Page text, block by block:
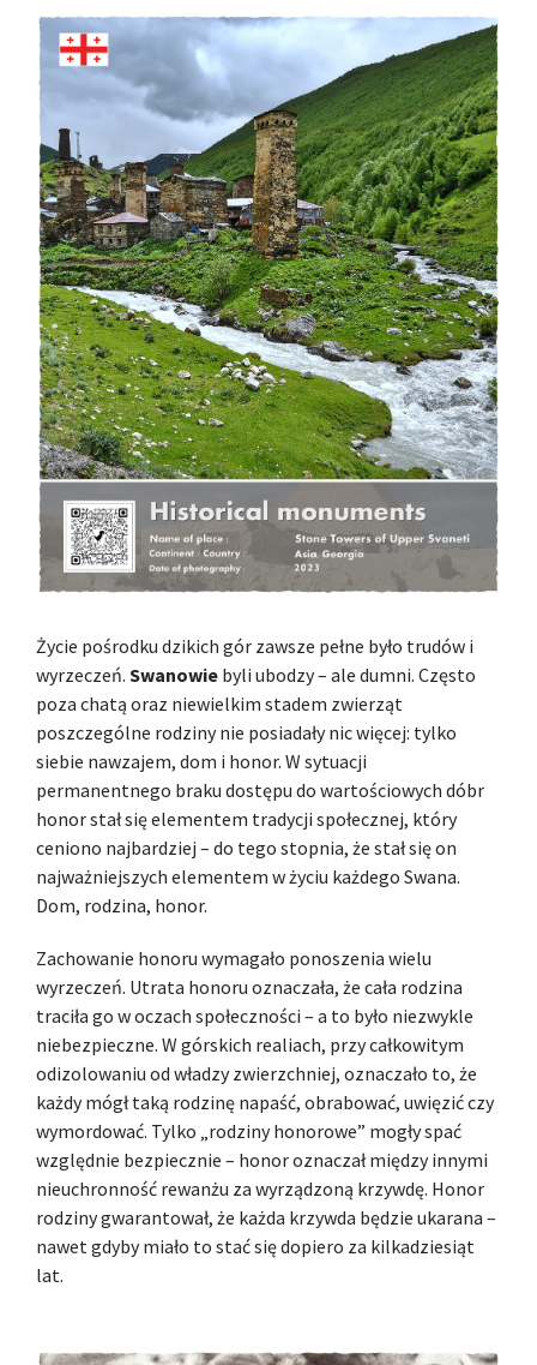
Życie pośrodku dzikich gór zawsze pełne było trudów i
wyrzeczeń. Swanowie byli ubodzy – ale dumni. Często
poza chatą oraz niewielkim stadem zwierząt
poszczególne rodziny nie posiadały nic więcej: tylko
siebie nawzajem, dom i honor. W sytuacji
permanentnego braku dostępu do wartościowych dóbr
honor stał się elementem tradycji społecznej, który
ceniono najbardziej – do tego stopnia, że stał się on
najważniejszych elementem w życiu każdego Swana.
Dom, rodzina, honor.
Zachowanie honoru wymagało ponoszenia wielu
wyrzeczeń. Utrata honoru oznaczała, że cała rodzina
traciła go w oczach społeczności – a to było niezwykle
niebezpieczne. W górskich realiach, przy całkowitym
odizolowaniu od władzy zwierzchniej, oznaczało to, że
każdy mógł taką rodzinę napaść, obrabować, uwięzić czy
wymordować. Tylko „rodziny honorowe” mogły spać
względnie bezpiecznie – honor oznaczał między innymi
nieuchronność rewanżu za wyrządzoną krzywdę. Honor
rodziny gwarantował, że każda krzywda będzie ukarana –
nawet gdyby miało to stać się dopiero za kilkadziesiąt
lat.